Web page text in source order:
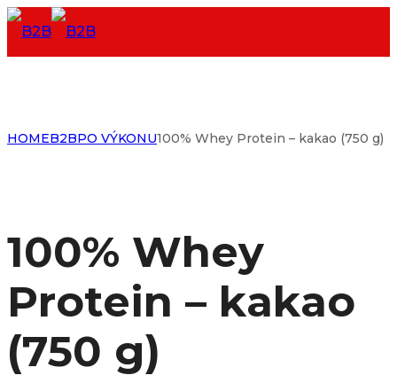
HOMEB2BPO VÝKONU100% Whey Protein – kakao (750 g)
100% Whey
Protein – kakao
(750 g)